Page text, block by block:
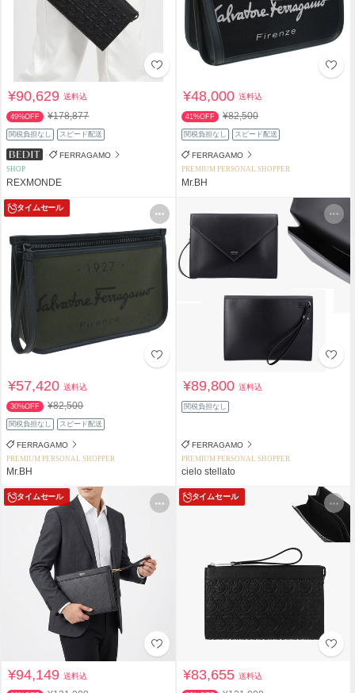
¥90,629送料込
49%OFF ¥178,877
関税負担なし スピード配送
FERRAGAMO
SHOP
REXMONDE
¥48,000送料込
41%OFF ¥82,500
関税負担なし スピード配送
FERRAGAMO
PREMIUM PERSONAL SHOPPER
Mr.BH
タイムセール
¥57,420送料込
30%OFF ¥82,500
関税負担なし スピード配送
FERRAGAMO
PREMIUM PERSONAL SHOPPER
Mr.BH
¥89,800送料込
関税負担なし
FERRAGAMO
PREMIUM PERSONAL SHOPPER
cielo stellato
タイムセール
¥94,149送料込
タイムセール
¥83,655送料込